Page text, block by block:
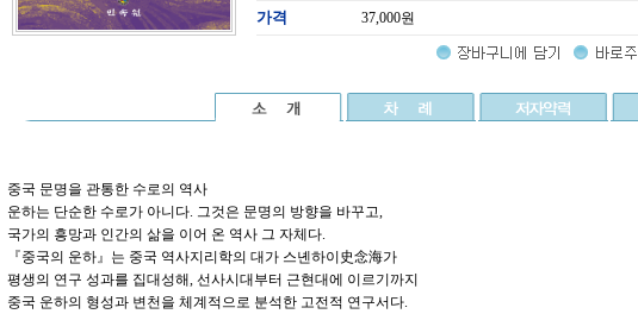
가격 37,000원
중국 문명을 관통한 수로의 역사
운하는 단순한 수로가 아니다. 그것은 문명의 방향을 바꾸고,
국가의 흥망과 인간의 삶을 이어 온 역사 그 자체다.
『중국의 운하』는 중국 역사지리학의 대가 스녠하이史念海가
평생의 연구 성과를 집대성해, 선사시대부터 근현대에 이르기까지
중국 운하의 형성과 변천을 체계적으로 분석한 고전적 연구서다.